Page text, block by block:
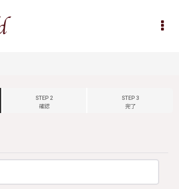
STEP 2
確認
STEP 3
完了